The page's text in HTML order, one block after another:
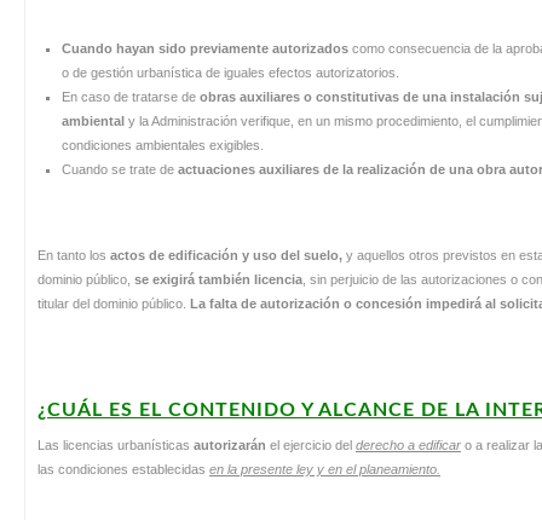
Cuando hayan sido previamente autorizados como consecuencia de la
o de gestión urbanística de iguales efectos autorizatorios.
En caso de tratarse de obras auxiliares o constitutivas de una instalación
ambiental y la Administración verifique, en un mismo procedimiento, el
condiciones ambientales exigibles.
Cuando se trate de actuaciones auxiliares de la realización de una obra
En tanto los actos de edificación y uso del suelo, y aquellos otros previstos en
dominio público, se exigirá también licencia , sin perjuicio de las autorizaciones o
titular del dominio público. La falta de autorización o concesión impedirá al
¿CUÁL ES EL CONTENIDO Y ALCANCE DE LA
Las licencias urbanísticas autorizarán el ejercicio del derecho a edificar o a realizar
las condiciones establecidas en la presente ley y en el planeamiento.